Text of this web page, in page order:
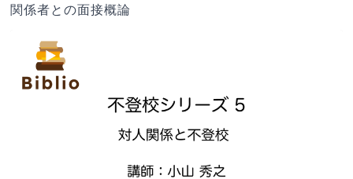
関係者との面接概論